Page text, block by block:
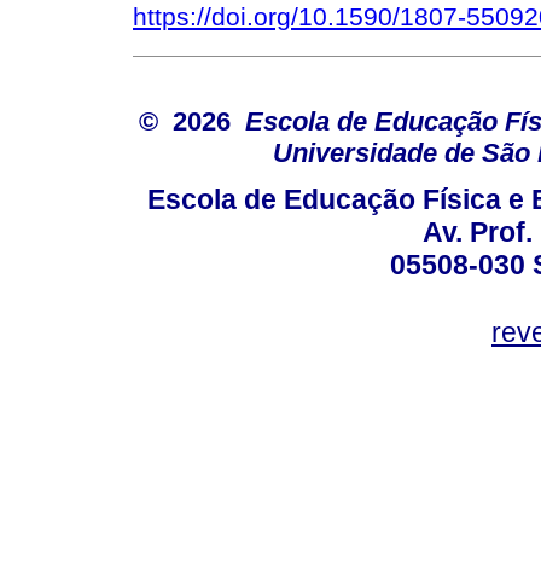
https://doi.org/10.1590/1807-
© 2026 Escola de Educação
Universidade de São
Escola de Educação Física e
Av.
05508-030